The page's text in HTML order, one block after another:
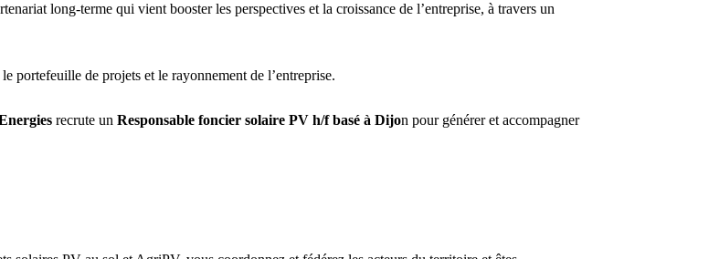
long-terme qui vient booster les perspectives et la croissance de l’entreprise, à travers un
portefeuille de projets et le rayonnement de l’entreprise.
recrute un Responsable foncier solaire PV h/f basé à Dijon pour générer et accompagner